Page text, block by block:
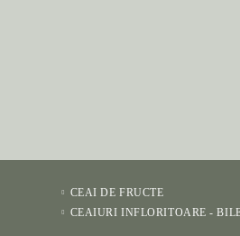
CEAI DE FRUCTE
CEAIURI INFLORITOARE -